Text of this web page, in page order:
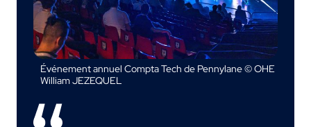
Événement annuel Compta Tech de Pennylane © OHE
William JEZEQUEL